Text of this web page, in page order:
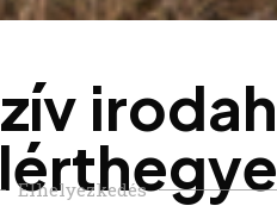
zív irodah
lérthegye
Elhelyezkedés